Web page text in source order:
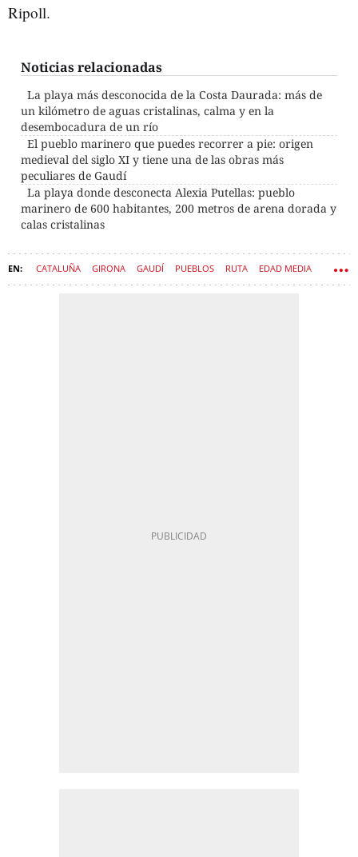
Ripoll.
Noticias relacionadas
La playa más desconocida de la Costa Daurada: más de
un kilómetro de aguas cristalinas, calma y en la
desembocadura de un río
El pueblo marinero que puedes recorrer a pie: origen
medieval del siglo XI y tiene una de las obras más
peculiares de Gaudí
La playa donde desconecta Alexia Putellas: pueblo
marinero de 600 habitantes, 200 metros de arena dorada y
calas cristalinas
CATALUÑA GIRONA GAUDÍ PUEBLOS RUTA EDAD MEDIA